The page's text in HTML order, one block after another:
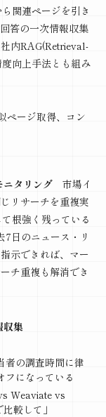
関連ページを引き
答の一次情報収集
内RAG(Retrieval-
向上手法とも組み
ページ取得、コン
タリング市場イ
リサーチを重複実
根強く残っている
日のニュース・リ
示できれば、マー
チ重複も解消でき
収集
者の調査時間に律
フになっている
Weaviate vs
較して」